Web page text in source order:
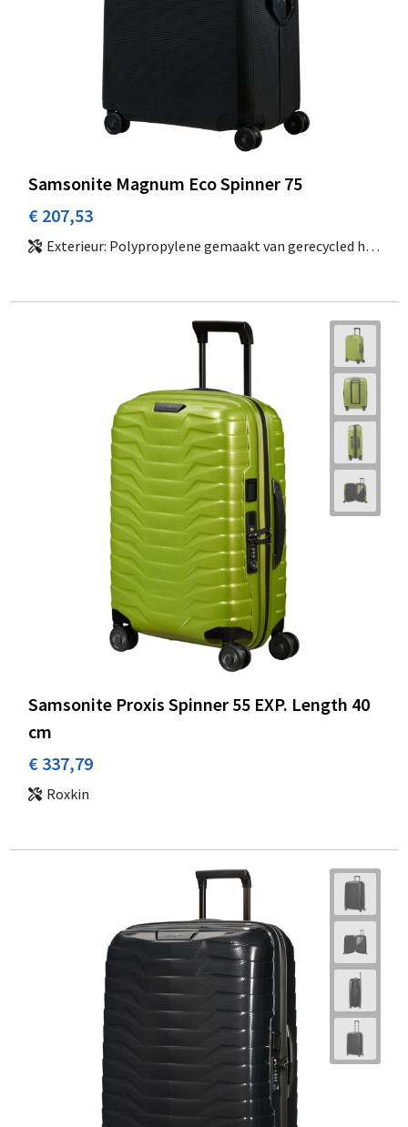
Samsonite Magnum Eco Spinner 75
€ 207,53
Exterieur: Polypropylene gemaakt van gerecycled huishoudelijk afval | Interieur: 100% gerecycled PET
Samsonite Proxis Spinner 55 EXP. Length 40
cm
€ 337,79
Roxkin